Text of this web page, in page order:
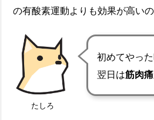
の有酸素運動よりも効果が高い
たしろ
初めてやっ
翌日は筋肉